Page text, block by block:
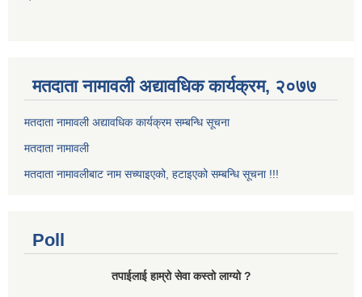
मतदाता नामावली अद्यावधिक कार्यक्रम, २०७७
मतदाता नामावली अद्यावधिक कार्यक्रम सम्बन्धि सूचना
मतदाता नामावली
मतदाता नामावलीबाट नाम सच्याइएको, हटाइएको सम्बन्धि सूचना !!!
Poll
तपाईलाई हाम्रो सेवा कस्तो लाग्यो ?